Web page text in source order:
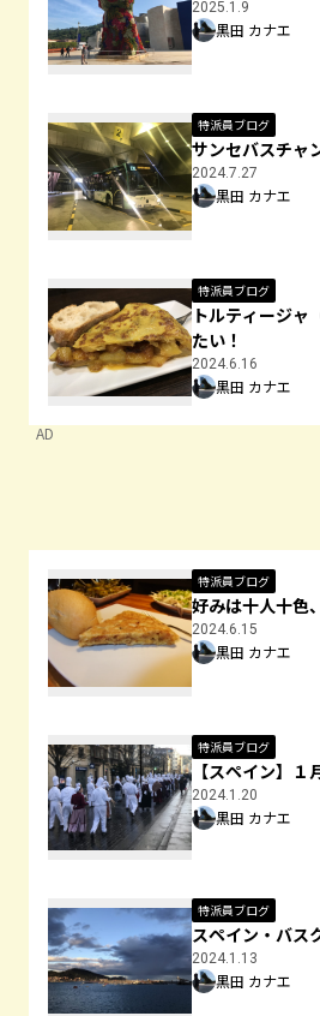
2025.1.9
黒田 カナエ
特派員ブログ
サンセバスチャ
2024.7.27
黒田 カナエ
特派員ブログ
トルティージャ
たい！
2024.6.16
黒田 カナエ
AD
特派員ブログ
好みは十人十
2024.6.15
黒田 カナエ
特派員ブログ
【スペイン】
2024.1.20
黒田 カナエ
特派員ブログ
スペイン・バ
2024.1.13
黒田 カナエ